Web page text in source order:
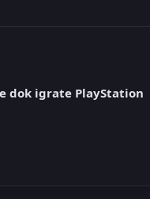
dok igrate PlayStation